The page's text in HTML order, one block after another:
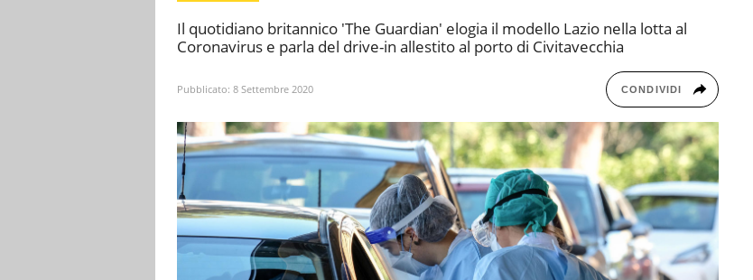
Il quotidiano britannico 'The Guardian' elogia il modello Lazio nella lotta al
Coronavirus e parla del drive-in allestito al porto di Civitavecchia
Pubblicato: 8 Settembre 2020 CONDIVIDI